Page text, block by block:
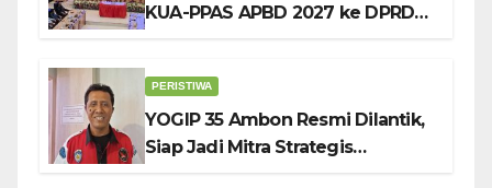
KUA-PPAS APBD 2027 ke DPRD
PERISTIWA
YOGIP 35 Ambon Resmi Dilantik,
Siap Jadi Mitra Strategis